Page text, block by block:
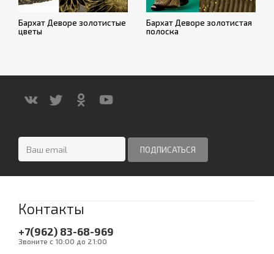
Бархат Деворе золотистые
цветы
Бархат Деворе золотистая
полоска
Контакты
+7(962) 83-68-969
Звоните с 10:00 до 21:00